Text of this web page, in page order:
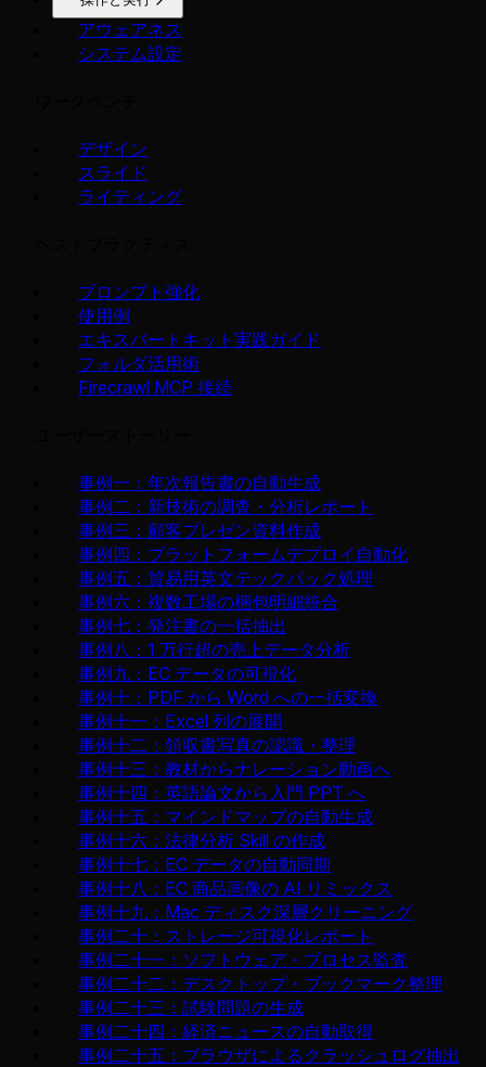
アウェアネス
システム設定
デザイン
スライド
ライティング
プロンプト強化
使用例
エキスパートキット実践ガイド
フォルダ活用術
Firecrawl MCP 接続
事例一：年次報告書の自動生成
事例二：新技術の調査・分析レポート
事例三：顧客プレゼン資料作成
事例四：プラットフォームデプロイ自動化
事例五：貿易用英文テックパック処理
事例六：複数工場の梱包明細統合
事例七：発注書の一括抽出
事例八：1 万行超の売上データ分析
事例九：EC データの可視化
事例十：PDF から Word への一括変換
事例十一：Excel 列の展開
事例十二：領収書写真の認識・整理
事例十三：教材からナレーション動画へ
事例十四：英語論文から入門 PPT へ
事例十五：マインドマップの自動生成
事例十六：法律分析 Skill の作成
事例十七：EC データの自動同期
事例十八：EC 商品画像の AI リミックス
事例十九：Mac ディスク深層クリーニング
事例二十：ストレージ可視化レポート
事例二十一：ソフトウェア・プロセス監査
事例二十二：デスクトップ・ブックマーク整理
事例二十三：試験問題の生成
事例二十四：経済ニュースの自動取得
事例二十五：ブラウザによるクラッシュログ抽出